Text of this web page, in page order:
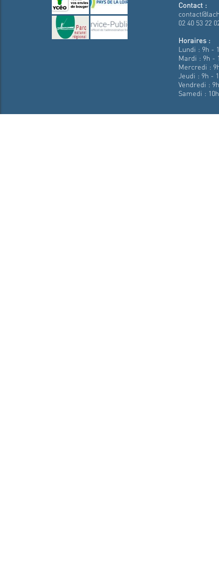
Contact :
02 40 53 22
Horaires :
Lundi : 9h -
Mardi : 9h -
Mercredi :
Jeudi : 9h -
Vendredi :
Samedi :